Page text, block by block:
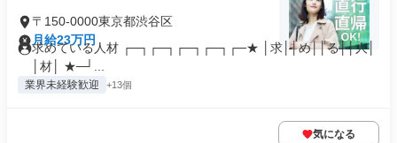
〒150-0000東京都渋谷区
月給23万円
求めている人材 ┌─┐┌─┐┌─┐┌─┐┌─★ │求││め││る││人│
│材│ ★─┘...
業界未経験歓迎 +13個
気になる